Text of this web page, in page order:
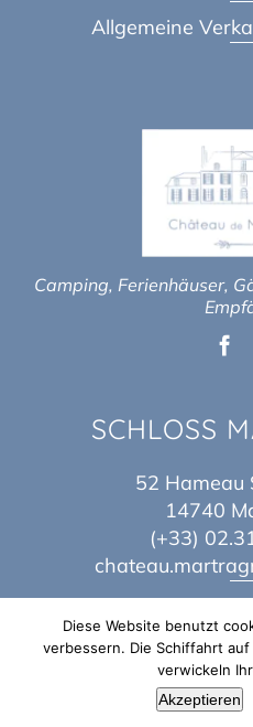
Allgemeine
Camping, Ferienhäuser,
SCHLOSS
52 Hameau
14740
(+33)
vorbehalten |
Diese Website benutzt
verbessern. Die Schiffahrt
verwickeln
Akzeptieren